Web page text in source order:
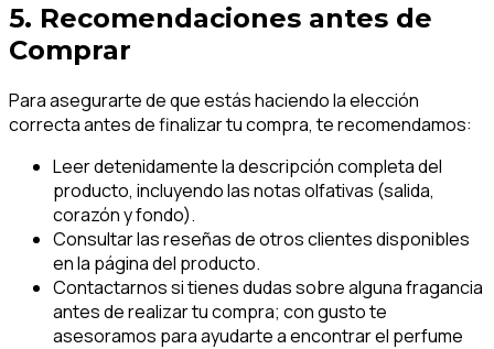
5. Recomendaciones antes de
Comprar
Para asegurarte de que estás haciendo la elección
correcta antes de finalizar tu compra, te recomendamos:
Leer detenidamente la descripción completa del
producto, incluyendo las notas olfativas (salida,
corazón y fondo).
Consultar las reseñas de otros clientes disponibles
en la página del producto.
Contactarnos si tienes dudas sobre alguna fragancia
antes de realizar tu compra; con gusto te
asesoramos para ayudarte a encontrar el perfume